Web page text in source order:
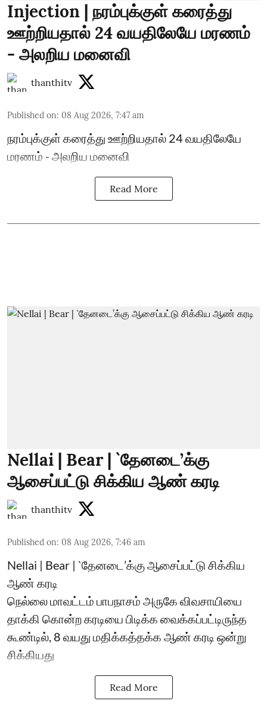
Injection | நரம்புக்குள் கரைத்து
ஊற்றியதால் 24 வயதிலேயே மரணம்
- அலறிய மனைவி
thanthitv
Published on: 08 Aug 2026, 7:47 am
நரம்புக்குள் கரைத்து ஊற்றியதால் 24 வயதிலேயே
மரணம் - அலறிய மனைவி
Read More
Nellai | Bear | `தேனடை’க்கு
ஆசைப்பட்டு சிக்கிய ஆண் கரடி
thanthitv
Published on: 08 Aug 2026, 7:46 am
Nellai | Bear | `தேனடை’க்கு ஆசைப்பட்டு சிக்கிய
ஆண் கரடி
நெல்லை மாவட்டம் பாபநாசம் அருகே விவசாயியை
தாக்கி கொன்ற கரடியை பிடிக்க வைக்கப்பட்டிருந்த
கூண்டில், 8 வயது மதிக்கத்தக்க ஆண் கரடி ஒன்று
சிக்கியது
Read More